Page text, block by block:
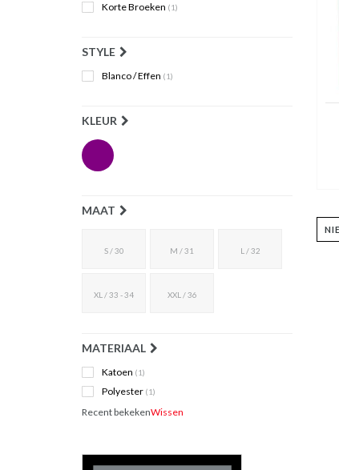
Korte Broeken (1)
STYLE
Blanco / Effen (1)
KLEUR
MAAT
S / 30 M / 31 L / 32
XL / 33 - 34 XXL / 36
MATERIAAL
Katoen (1)
Polyester (1)
Recent bekekenWissen